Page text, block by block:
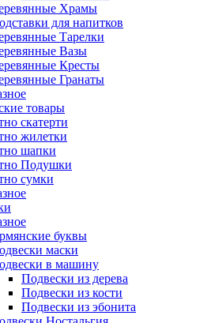
Храмы
для напитков
Тарелки
Вазы
Кресты
Гранаты
товары
скатерти
жилетки
шапки
Подушки
сумки
буквы
маски
в машину
Подвески из дерева
Подвески из кости
Подвески из эбонита